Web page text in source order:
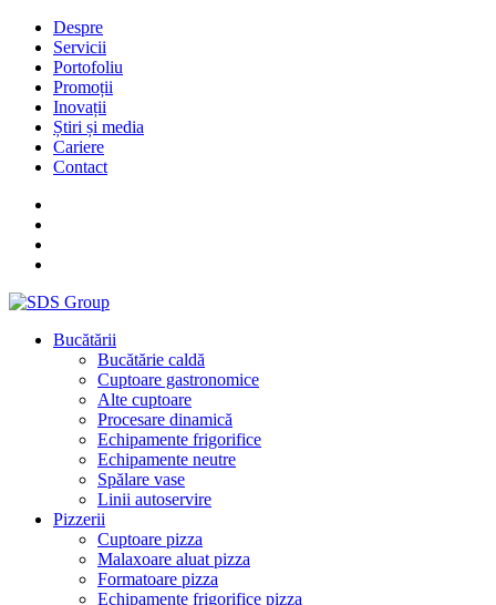
Despre
Servicii
Portofoliu
Promoții
Inovații
Știri și media
Cariere
Contact
Bucătării
Bucătărie caldă
Cuptoare gastronomice
Alte cuptoare
Procesare dinamică
Echipamente frigorifice
Echipamente neutre
Spălare vase
Linii autoservire
Pizzerii
Cuptoare pizza
Malaxoare aluat pizza
Formatoare pizza
Echipamente frigorifice pizza